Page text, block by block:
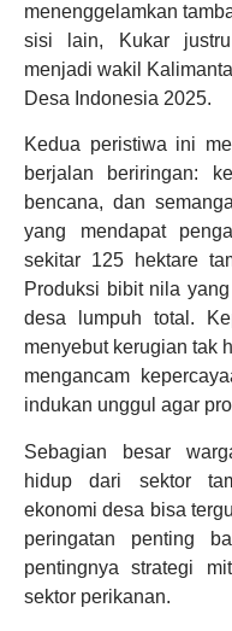
menenggelamkan
sisi lain, Kukar
menjadi wakil
Desa Indonesia 2025.
Kedua peristiwa ini
berjalan beriringan:
bencana, dan
yang mendapat
sekitar 125 hektare
Produksi bibit nila
desa lumpuh total.
menyebut kerugian tak
mengancam
indukan unggul agar
Sebagian besar
hidup dari sektor
ekonomi desa bisa
peringatan penting
pentingnya strategi
sektor perikanan.